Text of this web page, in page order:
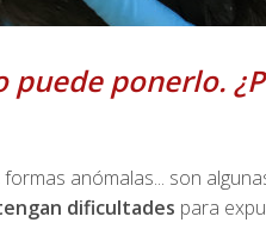
ponerlo.
anómalas... son
dificultades para